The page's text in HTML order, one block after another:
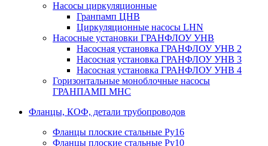
Насосы циркуляционные
Гранпамп ЦНВ
Циркуляционные насосы LHN
Насосные установки ГРАНФЛОУ УНВ
Насосная установка ГРАНФЛОУ УНВ 2
Насосная установка ГРАНФЛОУ УНВ 3
Насосная установка ГРАНФЛОУ УНВ 4
Горизонтальные моноблочные насосы
ГРАНПАМП МНС
Фланцы, КОФ, детали трубопроводов
Фланцы плоские стальные Ру16
Фланцы плоские стальные Ру10